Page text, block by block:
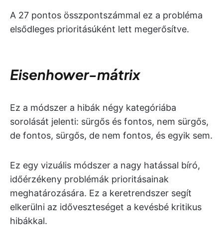
A 27 pontos összpontszámmal ez a probléma
elsődleges prioritásúként lett megerősítve.
Eisenhower-mátrix
Ez a módszer a hibák négy kategóriába
sorolását jelenti: sürgős és fontos, nem sürgős,
de fontos, sürgős, de nem fontos, és egyik sem.
Ez egy vizuális módszer a nagy hatással bíró,
időérzékeny problémák prioritásainak
meghatározására. Ez a keretrendszer segít
elkerülni az időveszteséget a kevésbé kritikus
hibákkal.